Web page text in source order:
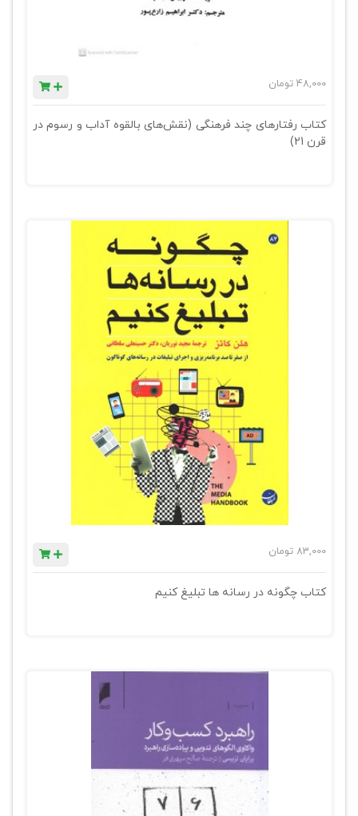
48,000 تومان
کتاب رفتارهای چند فرهنگی (نقش‌های بالقوه آداب و رسوم در
قرن 21)
83,000 تومان
کتاب چگونه در رسانه ها تبلیغ کنیم